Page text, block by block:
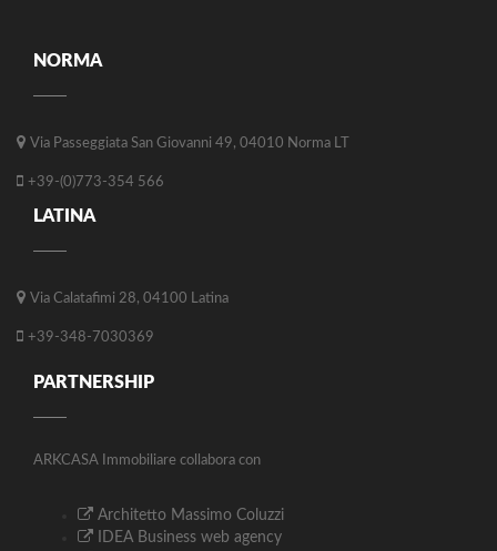
NORMA
Via Passeggiata San Giovanni 49, 04010 Norma LT
+39-(0)773-354 566
LATINA
Via Calatafimi 28, 04100 Latina
+39-348-7030369
PARTNERSHIP
ARKCASA Immobiliare collabora con
Architetto Massimo Coluzzi
IDEA Business web agency